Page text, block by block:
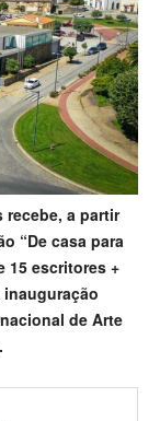
recebe, a partir
“De casa para
15 escritores +
de Arte